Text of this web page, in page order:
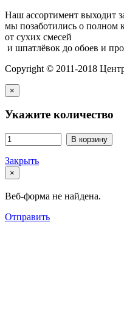
Наш ассортимент выходит
мы позаботились о полном
от сухих смесей
и шпатлёвок до обоев и
Copyright © 2011-2018
×
Укажите количество
В корзину
Закрыть
×
Веб-форма не найдена.
Отправить